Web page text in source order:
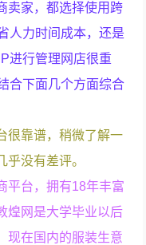
卖家，都选择使用跨
人力时间成本，还是
进行管理网店很重
合下面几个方面综合
很靠谱，稍微了解一
没有差评。
平台，拥有18年丰富
煌网是大学毕业以后
现在国内的服装生意